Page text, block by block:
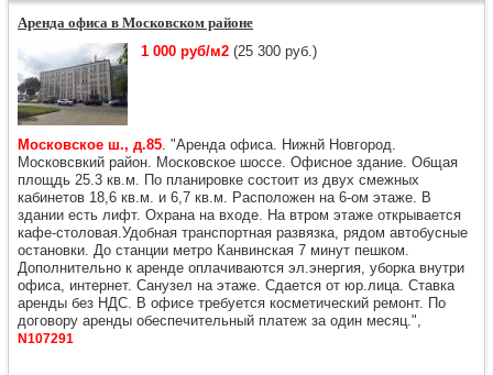
Аренда офиса в Московском районе
1 000 руб/м2 (25 300 руб.)
Московское ш., д.85. "Аренда офиса. Нижнй Новгород.
Московсвкий район. Московское шоссе. Офисное здание. Общая
площдь 25.3 кв.м. По планировке состоит из двух смежных
кабинетов 18,6 кв.м. и 6,7 кв.м. Расположен на 6-ом этаже. В
здании есть лифт. Охрана на входе. На втром этаже открывается
кафе-столовая.Удобная транспортная развязка, рядом автобусные
остановки. До станции метро Канвинская 7 минут пешком.
Дополнительно к аренде оплачиваются эл.энергия, уборка внутри
офиса, интернет. Санузел на этаже. Сдается от юр.лица. Ставка
аренды без НДС. В офисе требуется косметический ремонт. По
договору аренды обеспечительный платеж за один месяц.",
N107291